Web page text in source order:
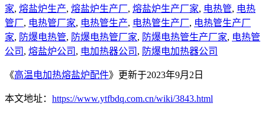
家, 熔盐炉生产, 熔盐炉生产厂, 熔盐炉生产厂家, 电热管, 电热
管厂, 电热管厂家, 电热管生产, 电热管生产厂, 电热管生产厂
家, 防爆电热管, 防爆电热管厂家, 防爆电热管生产厂家, 电热管
公司 , 熔盐炉公司 , 电加热器公司 , 防爆电加热器公司
《高温电加热熔盐炉配件》更新于2023年9月2日
本文地址： https://www.ytfbdq.com.cn/wiki/3843.html